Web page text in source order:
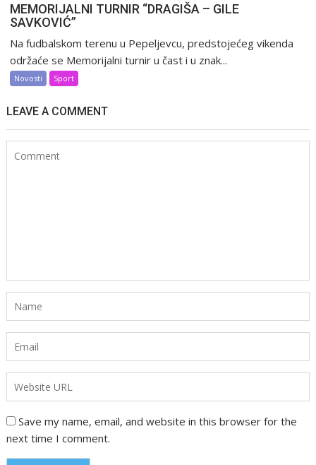
MEMORIJALNI TURNIR “DRAGIŠA – GILE
SAVKOVIĆ”
Na fudbalskom terenu u Pepeljevcu, predstojećeg vikenda
održaće se Memorijalni turnir u čast i u znak...
Novosti Sport
LEAVE A COMMENT
Save my name, email, and website in this browser for the
next time I comment.